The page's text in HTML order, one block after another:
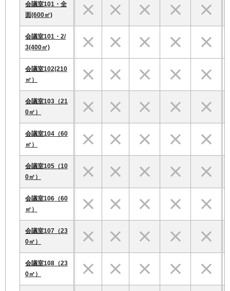
会議室101・全
面(600㎡)
会議室101・2/
3(400㎡)
会議室102(210
㎡）
会議室103（21
0㎡）
会議室104（60
㎡）
会議室105（10
0㎡）
会議室106（60
㎡）
会議室107（23
0㎡）
会議室108（23
0㎡）